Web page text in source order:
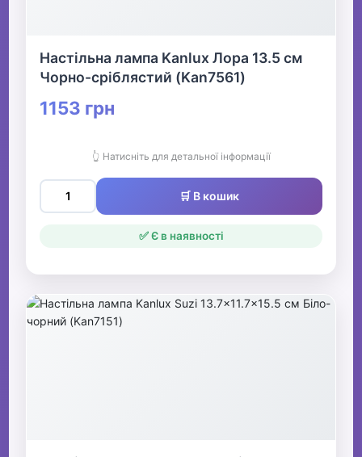
Настільна лампа Kanlux Лора 13.5 см
Чорно-сріблястий (Kan7561)
1153 грн
👆 Натисніть для детальної інформації
🛒 В кошик
✅ Є в наявності